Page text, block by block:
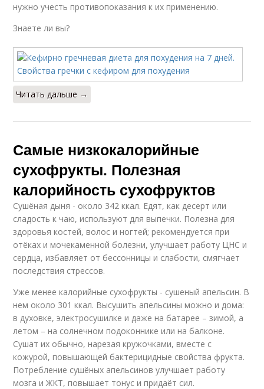
нужно учесть противопоказания к их применению.
Знаете ли вы?
Читать дальше →
Самые низкокалорийные
сухофрукты. Полезная
калорийность сухофруктов
Сушёная дыня - около 342 ккал. Едят, как десерт или
сладость к чаю, используют для выпечки. Полезна для
здоровья костей, волос и ногтей; рекомендуется при
отёках и мочекаменной болезни, улучшает работу ЦНС и
сердца, избавляет от бессонницы и слабости, смягчает
последствия стрессов.
Уже менее калорийные сухофрукты - сушеный апельсин. В
нем около 301 ккал. Высушить апельсины можно и дома:
в духовке, электросушилке и даже на батарее – зимой, а
летом – на солнечном подоконнике или на балконе.
Сушат их обычно, нарезая кружочками, вместе с
кожурой, повышающей бактерицидные свойства фрукта.
Потребление сушёных апельсинов улучшает работу
мозга и ЖКТ, повышает тонус и придаёт сил.